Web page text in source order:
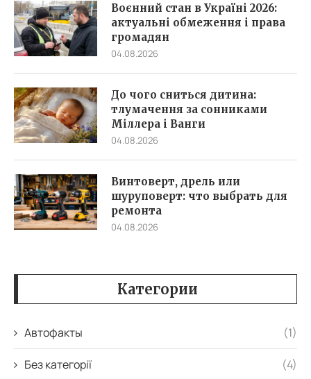
Воєнний стан в Україні 2026:
актуальні обмеження і права
громадян
04.08.2026
До чого сниться дитина:
тлумачення за сонниками
Міллера і Ванги
04.08.2026
Винтоверт, дрель или
шуруповерт: что выбрать для
ремонта
04.08.2026
Категории
Автофакты (1)
Без категорії (4)